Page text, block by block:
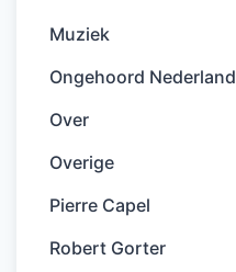
Muziek
Ongehoord Nederland
Over
Overige
Pierre Capel
Robert Gorter